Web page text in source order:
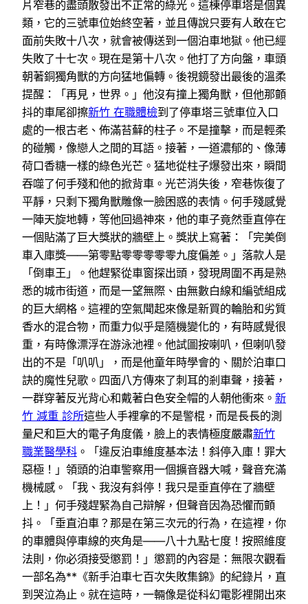
片窄巷的盡頭散發出不正常的綠光。這棟停車塔是個異
類，它的三號車位始終空著，並且傳說只要有人敢在它
面前失敗十八次，就會被傳送到一個泊車地獄。他已經
失敗了十七次。現在是第十八次。他打了方向盤，車頭
朝著銅獨角獸的方向猛地偏轉。後視鏡發出最後的溫柔
提醒：「再見，世界。」他沒有撞上獨角獸，但他那顫
抖的車尾卻擦新竹 在職體檢到了停車塔三號車位入口
處的一根古老、佈滿苔蘚的柱子。不是撞擊，而是輕柔
的碰觸，像戀人之間的耳語。接著，一道濃郁的、像薄
荷口香糖一樣的綠色光芒。猛地從柱子爆發出來，瞬間
吞噬了何手殘和他的掀背車。光芒消失後，窄巷恢復了
平靜，只剩下獨角獸雕像一臉困惑的表情。何手殘感覺
一陣天旋地轉，等他回過神來，他的車子竟然垂直停在
一個貼滿了巨大獎狀的牆壁上。獎狀上寫著：「完美倒
車入庫獎——第零點零零零零零九度偏差。」落款人是
「倒車王」。他趕緊從車窗探出頭，發現周圍不再是熟
悉的城市街道，而是一望無際、由無數白線和編號組成
的巨大網格。這裡的空氣聞起來像是新買的輪胎和劣質
香水的混合物，而重力似乎是隨機變化的，有時感覺很
重，有時像漂浮在游泳池裡。他試圖按喇叭，但喇叭發
出的不是「叭叭」，而是他童年時學會的、關於泊車口
訣的魔性兒歌。四面八方傳來了刺耳的剎車聲，接著，
一群穿著反光背心和戴著白色安全帽的人朝他衝來。 新
竹 減重 診所這些人手裡拿的不是警棍，而是長長的測
量尺和巨大的電子角度儀，臉上的表情極度嚴肅新竹
職業醫學科 。「違反泊車維度基本法！斜停入庫！罪大
惡極！」領頭的泊車警察用一個擴音器大喊，聲音充滿
機械感。「我、我沒有斜停！我只是垂直停在了牆壁
上！」何手殘趕緊為自己辯解，但聲音因為恐懼而顫
抖。「垂直泊車？那是在第三次元的行為，在這裡，你
的車體與停車線的夾角是——八十九點七度！按照維度
法則，你必須接受懲罰！」懲罰的內容是：無限次觀看
一部名為**《新手泊車七百次失敗集錦》的紀錄片，直
到哭泣為止。就在這時，一輛像是從科幻電影裡開出來